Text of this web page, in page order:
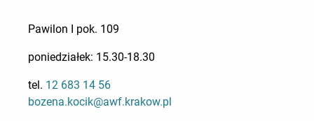
Pawilon I pok. 109
poniedziałek: 15.30-18.30
tel. 12 683 14 56
bozena.kocik@awf.krakow.pl